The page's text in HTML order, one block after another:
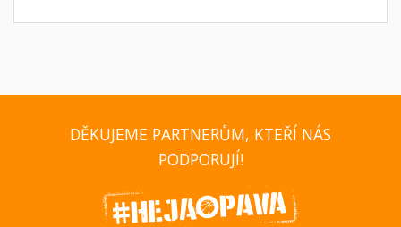
DĚKUJEME PARTNERŮM, KTEŘÍ NÁS
PODPORUJÍ!